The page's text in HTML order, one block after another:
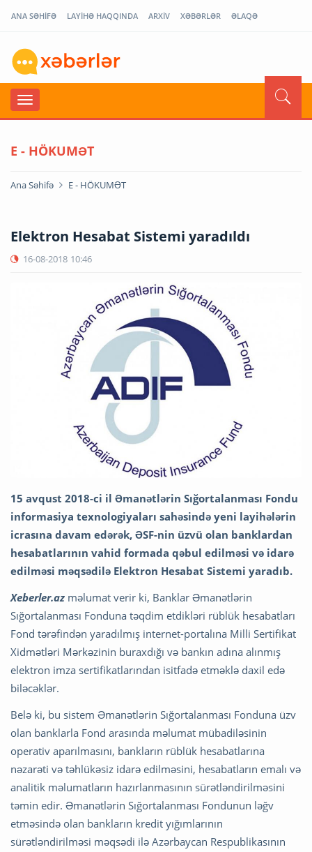
ANA SƏHİFƏ LAYİHƏ HAQQINDA ARXİV XƏBƏRLƏR ƏLAQƏ
E - HÖKUMƏT
Ana Səhifə E - HÖKUMƏT
Elektron Hesabat Sistemi yaradıldı
16-08-2018 10:46
15 avqust 2018-ci il Əmanətlərin Sığortalanması Fondu
informasiya texnologiyaları sahəsində yeni layihələrin
icrasına davam edərək, ƏSF-nin üzvü olan banklardan
hesabatlarının vahid formada qəbul edilməsi və idarə
edilməsi məqsədilə Elektron Hesabat Sistemi yaradıb.
Xeberler.az məlumat verir ki, Banklar Əmanətlərin
Sığortalanması Fonduna təqdim etdikləri rüblük hesabatları
Fond tərəfindən yaradılmış internet-portalına Milli Sertifikat
Xidmətləri Mərkəzinin buraxdığı və bankın adına alınmış
elektron imza sertifikatlarından isitfadə etməklə daxil edə
biləcəklər.
Belə ki, bu sistem Əmanətlərin Sığortalanması Fonduna üzv
olan banklarla Fond arasında məlumat mübadiləsinin
operativ aparılmasını, bankların rüblük hesabatlarına
nəzarəti və təhlükəsiz idarə edilməsini, hesabatların emalı və
analitik məlumatların hazırlanmasının sürətləndirilməsini
təmin edir. Əmanətlərin Sığortalanması Fondunun ləğv
etməsində olan bankların kredit yığımlarının
sürətləndirilməsi məqsədi ilə Azərbaycan Respublikasının